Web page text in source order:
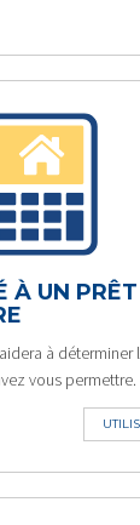
À UN PRÊT
à déterminer
vous permettre.